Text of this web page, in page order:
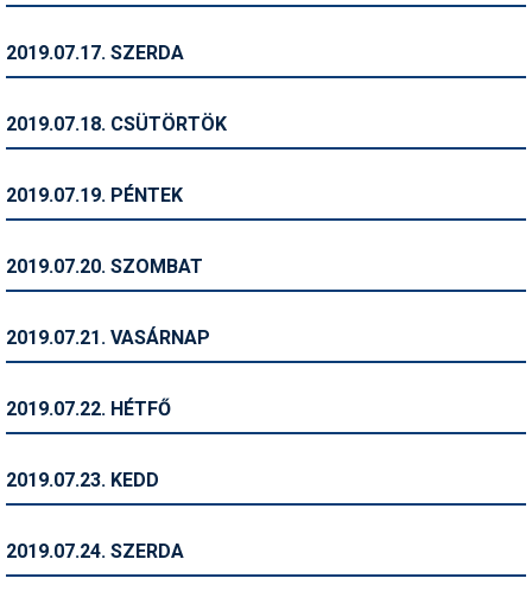
Síszerviz
Sítechnika
Snowboard
Snowboardfelszerelés
Szakértők
Szánkó
Telemark
Téli sportok
Történelem
2019.07.17. SZERDA
2019.07.18. CSÜTÖRTÖK
2019.07.19. PÉNTEK
2019.07.20. SZOMBAT
2019.07.21. VASÁRNAP
2019.07.22. HÉTFŐ
2019.07.23. KEDD
2019.07.24. SZERDA